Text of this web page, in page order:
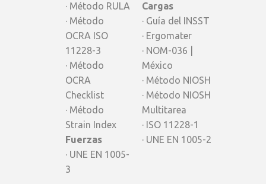
· Método RULA
· Método
OCRA ISO
11228-3
· Método
OCRA
Checklist
· Método
Strain Index
Fuerzas
· UNE EN 1005-
3
Cargas
· Guía del INSST
· Ergomater
· NOM-036 |
México
· Método NIOSH
· Método NIOSH
Multitarea
· ISO 11228-1
· UNE EN 1005-2